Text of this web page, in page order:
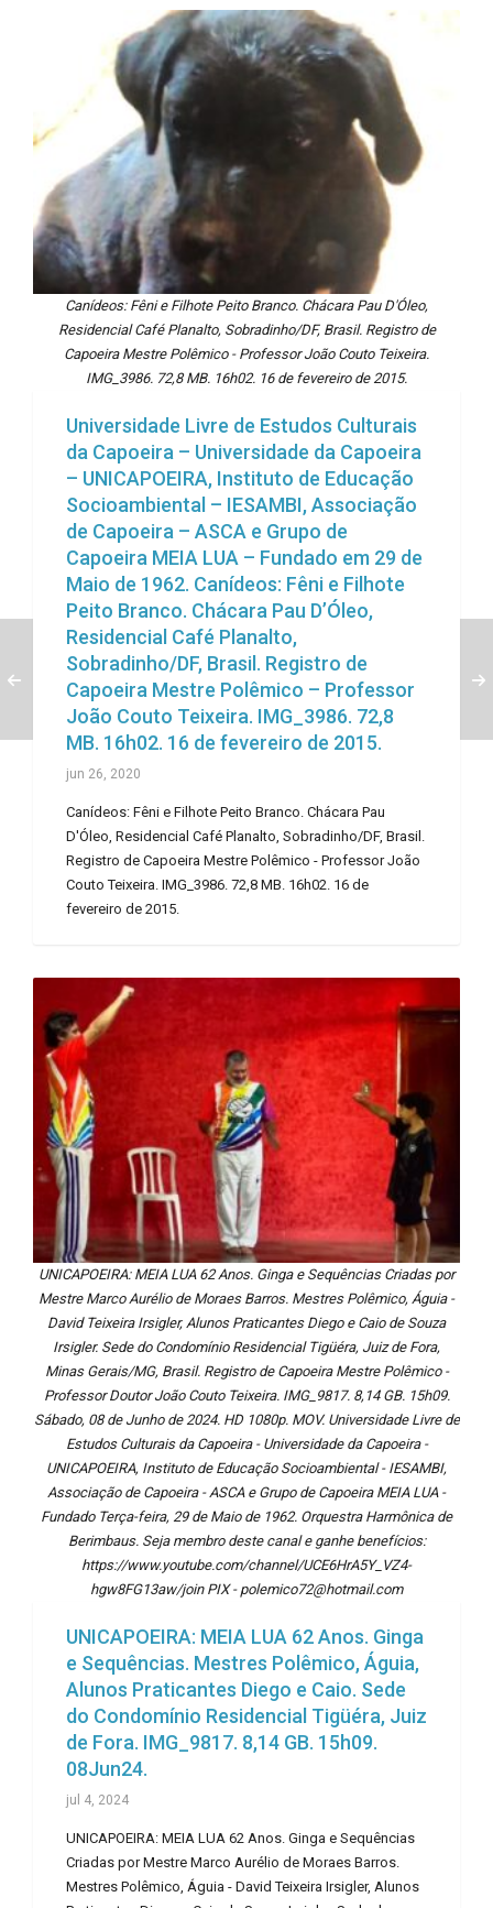
Canídeos: Fêni e Filhote Peito Branco. Chácara Pau D'Óleo,
Residencial Café Planalto, Sobradinho/DF, Brasil. Registro de
Capoeira Mestre Polêmico - Professor João Couto Teixeira.
IMG_3986. 72,8 MB. 16h02. 16 de fevereiro de 2015.
Universidade Livre de Estudos Culturais
da Capoeira – Universidade da Capoeira
– UNICAPOEIRA, Instituto de Educação
Socioambiental – IESAMBI, Associação
de Capoeira – ASCA e Grupo de
Capoeira MEIA LUA – Fundado em 29 de
Maio de 1962. Canídeos: Fêni e Filhote
Peito Branco. Chácara Pau D’Óleo,
Residencial Café Planalto,
Sobradinho/DF, Brasil. Registro de
Capoeira Mestre Polêmico – Professor
João Couto Teixeira. IMG_3986. 72,8
MB. 16h02. 16 de fevereiro de 2015.
jun 26, 2020
Canídeos: Fêni e Filhote Peito Branco. Chácara Pau
D'Óleo, Residencial Café Planalto, Sobradinho/DF, Brasil.
Registro de Capoeira Mestre Polêmico - Professor João
Couto Teixeira. IMG_3986. 72,8 MB. 16h02. 16 de
fevereiro de 2015.
UNICAPOEIRA: MEIA LUA 62 Anos. Ginga e Sequências Criadas por
Mestre Marco Aurélio de Moraes Barros. Mestres Polêmico, Águia -
David Teixeira Irsigler, Alunos Praticantes Diego e Caio de Souza
Irsigler. Sede do Condomínio Residencial Tigüéra, Juiz de Fora,
Minas Gerais/MG, Brasil. Registro de Capoeira Mestre Polêmico -
Professor Doutor João Couto Teixeira. IMG_9817. 8,14 GB. 15h09.
Sábado, 08 de Junho de 2024. HD 1080p. MOV. Universidade Livre de
Estudos Culturais da Capoeira - Universidade da Capoeira -
UNICAPOEIRA, Instituto de Educação Socioambiental - IESAMBI,
Associação de Capoeira - ASCA e Grupo de Capoeira MEIA LUA -
Fundado Terça-feira, 29 de Maio de 1962. Orquestra Harmônica de
Berimbaus. Seja membro deste canal e ganhe benefícios:
https://www.youtube.com/channel/UCE6HrA5Y_VZ4-
hgw8FG13aw/join PIX - polemico72@hotmail.com
UNICAPOEIRA: MEIA LUA 62 Anos. Ginga
e Sequências. Mestres Polêmico, Águia,
Alunos Praticantes Diego e Caio. Sede
do Condomínio Residencial Tigüéra, Juiz
de Fora. IMG_9817. 8,14 GB. 15h09.
08Jun24.
jul 4, 2024
UNICAPOEIRA: MEIA LUA 62 Anos. Ginga e Sequências
Criadas por Mestre Marco Aurélio de Moraes Barros.
Mestres Polêmico, Águia - David Teixeira Irsigler, Alunos